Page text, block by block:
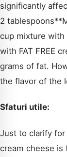
significantly
2
cup mixture with
with FAT FREE
grams of fat.
the flavor of the
Sfaturi utile:
Just to clarify for
cream cheese